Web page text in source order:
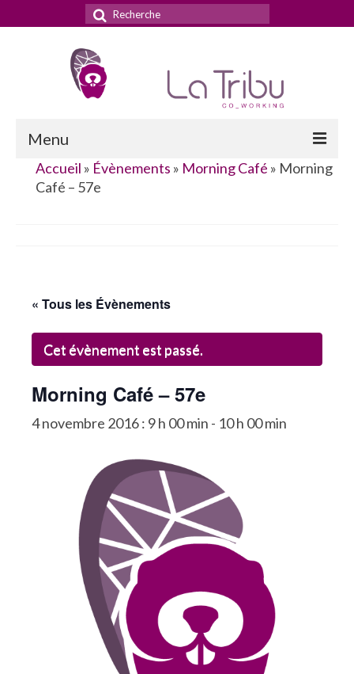
Rechercher
:
Menu
Accueil
Nos tarifs
La domiciliation commerciale
Annuaire des Co_Workers
Rejoignez-nous !
Accueil » Évènements » Morning Café » Morning
Café – 57e
« Tous les Évènements
Cet évènement est passé.
Morning Café – 57e
4 novembre 2016 : 9 h 00 min - 10 h 00 min